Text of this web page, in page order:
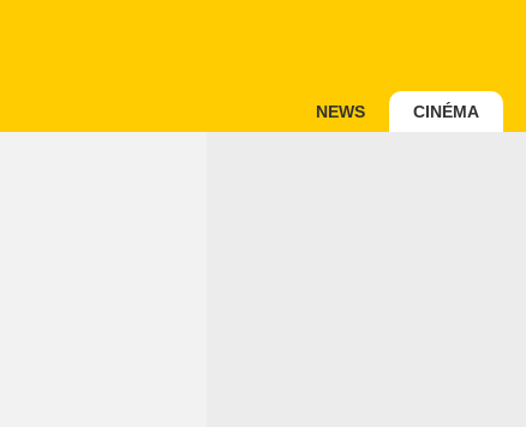
NEWS CINÉMA